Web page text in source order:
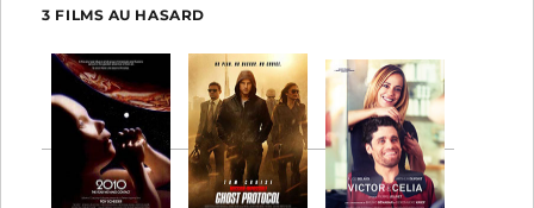
3 FILMS AU HASARD